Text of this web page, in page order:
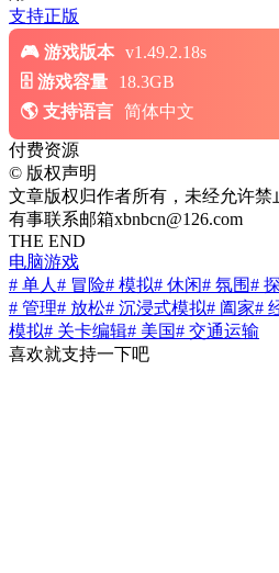
支持正版
游戏版本 v1.49.2.18s
游戏容量
18.3GB
支持语言 简体中文
付费资源
© 版权声明
文章版权归作者所有，未经允许禁
有事联系邮箱xbnbcn@126.com
THE END
电脑游戏
# 单人 # 冒险# 模拟# 休闲# 氛围#
# 管理# 放松# 沉浸式模拟# 阖家#
模拟# 关卡编辑# 美国# 交通运输
喜欢就支持一下吧